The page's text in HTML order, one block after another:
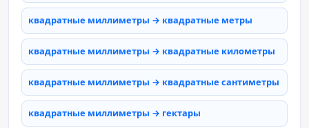
квадратные миллиметры → квадратные метры
квадратные миллиметры → квадратные километры
квадратные миллиметры → квадратные сантиметры
квадратные миллиметры → гектары